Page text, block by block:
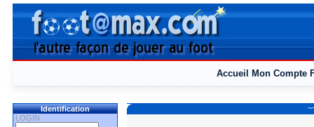
Accueil Mon Compte
Identification
LOGIN